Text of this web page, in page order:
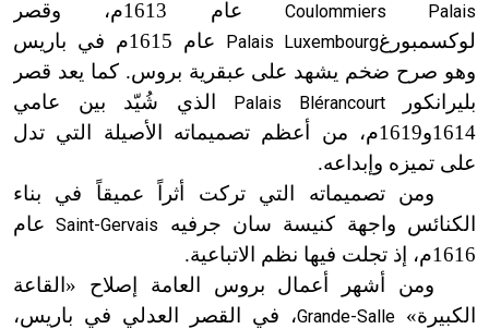
Coulommiers Palais
عام 1613م، وقصر
لوكسمبورغPalais Luxembourg
عام 1615م في باريس
وهو صرح ضخم يشهد على عبقرية بروس. كما يعد قصر
بليرانكورPalais Blérancourt
الذي شُيّد بين عامي
1614و1619م، من أعظم تصميماته الأصيلة التي تدل
على تميزه وإبداعه.
ومن تصميماته التي تركت أثراً عميقاً في بناء
الكنائس واجهة كنيسة سان جرفيه
Saint-Gervaisعام
1616م، إذ تجلت فيها نظم الاتباعية.
ومن أشهر أعمال بروس العامة إصلاح «القاعة
الكبيرة» Grande-Salle، في القصر العدلي في باريس،